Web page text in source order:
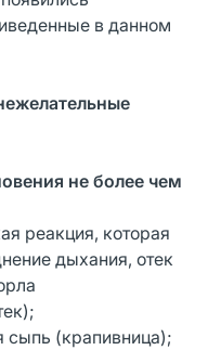
в данном
не более чем
реакция, которая
дыхания, отек
сыпь (крапивница);